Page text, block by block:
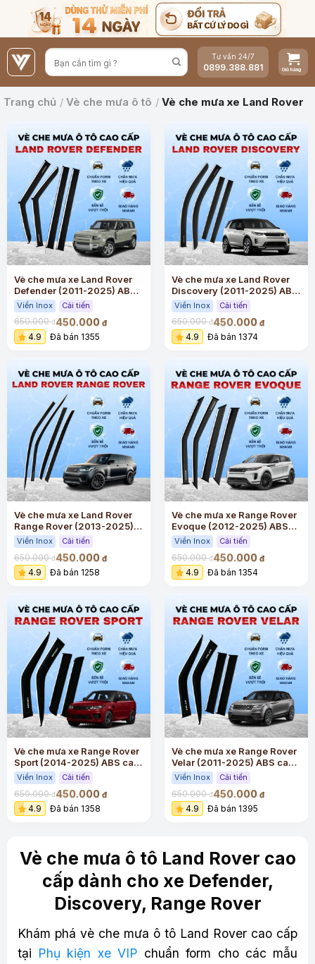
nội
dung
Tư vấn 24/7
0899.388.881
Trang chủ / Vè che mưa ô tô / Vè che mưa xe Land Rover
Vè che mưa xe Land Rover
Defender (2011-2025) ABS
cao cấp viền Inox
Viền Inox Cải tiến
650.000đ450.000 đ
4.9 Đã bán 1355
Vè che mưa xe Land Rover
Discovery (2011-2025) ABS
cao cấp viền Inox
Viền Inox Cải tiến
650.000đ450.000 đ
4.9 Đã bán 1374
Vè che mưa xe Land Rover
Range Rover (2013-2025)
ABS cao cấp viền Inox
Viền Inox Cải tiến
650.000đ450.000 đ
4.9 Đã bán 1258
Vè che mưa xe Range Rover
Evoque (2012-2025) ABS
cao cấp viền Inox
Viền Inox Cải tiến
650.000đ450.000 đ
4.9 Đã bán 1354
Vè che mưa xe Range Rover
Sport (2014-2025) ABS cao
cấp viền Inox
Viền Inox Cải tiến
650.000đ450.000 đ
4.9 Đã bán 1358
Vè che mưa xe Range Rover
Velar (2011-2025) ABS cao
cấp viền Inox
Viền Inox Cải tiến
650.000đ450.000 đ
4.9 Đã bán 1395
Vè che mưa ô tô Land Rover cao
cấp dành cho xe Defender,
Discovery, Range Rover
Khám phá vè che mưa ô tô Land Rover cao cấp
tại Phụ kiện xe VIP chuẩn form cho các mẫu